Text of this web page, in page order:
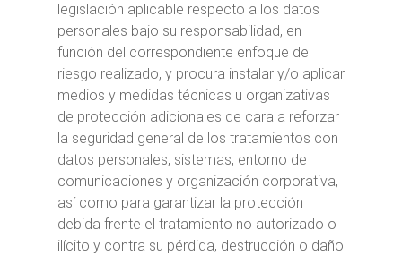
legislación aplicable respecto a los datos
personales bajo su responsabilidad, en
función del correspondiente enfoque de
riesgo realizado, y procura instalar y/o aplicar
medios y medidas técnicas u organizativas
de protección adicionales de cara a reforzar
la seguridad general de los tratamientos con
datos personales, sistemas, entorno de
comunicaciones y organización corporativa,
así como para garantizar la protección
debida frente el tratamiento no autorizado o
ilícito y contra su pérdida, destrucción o daño